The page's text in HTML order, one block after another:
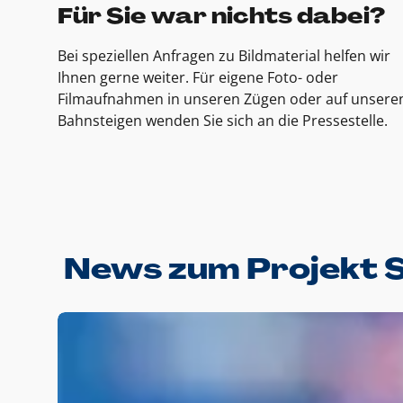
Für Sie war nichts dabei?
Bei speziellen Anfragen zu Bildmaterial helfen wir
Ihnen gerne weiter. Für eigene Foto- oder
Filmaufnahmen in unseren Zügen oder auf
Bahnsteigen wenden Sie sich an die Pressestelle.
News zum Projekt